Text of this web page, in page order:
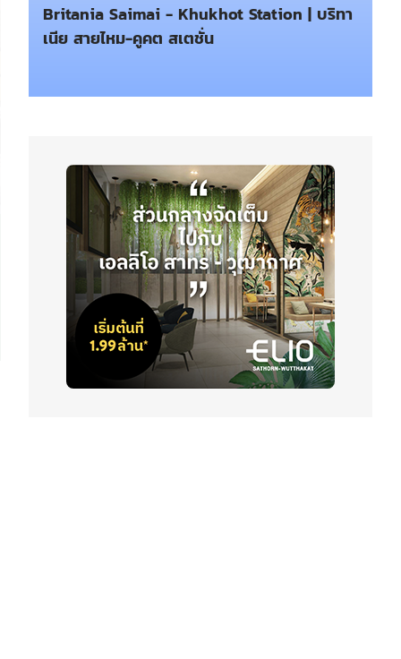
Britania Saimai - Khukhot Station | บริทา
เนีย สายไหม-คูคต สเตชั่น